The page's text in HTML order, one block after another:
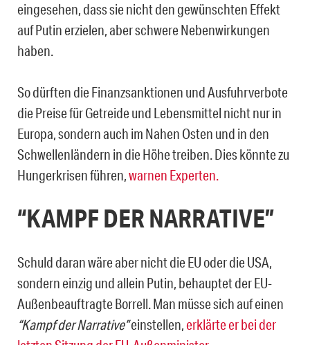
eingesehen, dass sie nicht den gewünschten Effekt
auf Putin erzielen, aber schwere Nebenwirkungen
haben.
So dürften die Finanzsanktionen und Ausfuhrverbote
die Preise für Getreide und Lebensmittel nicht nur in
Europa, sondern auch im Nahen Osten und in den
Schwellenländern in die Höhe treiben. Dies könnte zu
Hungerkrisen führen,warnen Experten.
“KAMPF DER NARRATIVE”
Schuld daran wäre aber nicht die EU oder die USA,
sondern einzig und allein Putin, behauptet der EU-
Außenbeauftragte Borrell. Man müsse sich auf einen
“Kampf der Narrative”einstellen,erklärte er bei der